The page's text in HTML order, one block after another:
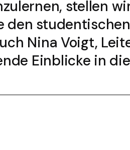
stellen
den studentischen
Nina Voigt,
Einblicke in